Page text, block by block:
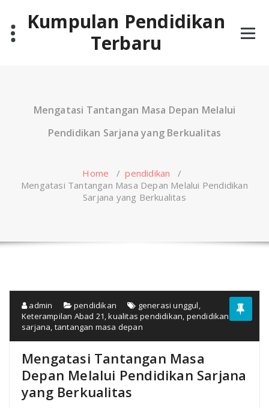
contentKumpulan Pendidikan
Terbaru
Mengatasi Tantangan Masa Depan Melalui
Pendidikan Sarjana yang Berkualitas
Home /pendidikan /
Mengatasi Tantangan Masa Depan Melalui Pendidikan
Sarjana yang Berkualitas
admin pendidikan generasi unggul
Keterampilan Abad 21 ,kualitas pendidikan pendidikan
sarjana tantangan masa depan
Mengatasi Tantangan Masa
Depan Melalui Pendidikan Sarjana
yang Berkualitas